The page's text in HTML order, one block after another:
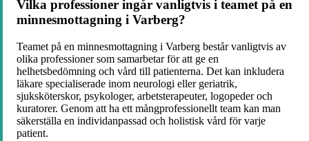
Vilka professioner ingår vanligtvis i teamet på en
minnesmottagning i Varberg?
Teamet på en minnesmottagning i Varberg består vanligtvis av
olika professioner som samarbetar för att ge en
helhetsbedömning och vård till patienterna. Det kan inkludera
läkare specialiserade inom neurologi eller geriatrik,
sjuksköterskor, psykologer, arbetsterapeuter, logopeder och
kuratorer. Genom att ha ett mångprofessionellt team kan man
säkerställa en individanpassad och holistisk vård för varje
patient.